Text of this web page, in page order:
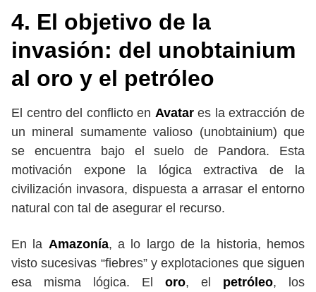
4. El objetivo de la
invasión: del unobtainium
al oro y el petróleo
El centro del conflicto en Avatares la extracción de
un mineral sumamente valioso (unobtainium) que
se encuentra bajo el suelo de Pandora. Esta
motivación expone la lógica extractiva de la
civilización invasora, dispuesta a arrasar el entorno
natural con tal de asegurar el recurso.
En la Amazonía, a lo largo de la historia, hemos
visto sucesivas “fiebres” y explotaciones que siguen
esa misma lógica. El oro, el petróleo, los